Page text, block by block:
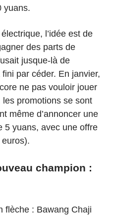
yuans.
l’idée est de
des parts de
jusque-là de
par céder. En janvier,
ne pas vouloir jouer
promotions se sont
même d’annoncer une
5 yuans, avec une offre
champion :
flèche : Bawang Chaji